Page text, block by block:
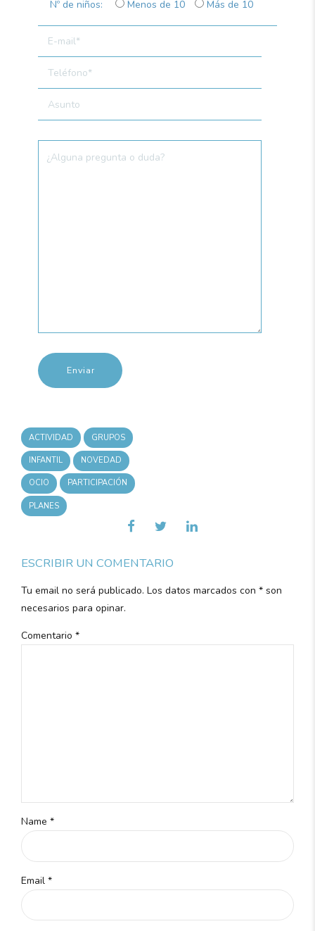
Nº de niños: Menos de 10 Más de 10
ACTIVIDAD GRUPOS
INFANTIL NOVEDAD
OCIO PARTICIPACIÓN
PLANES
ESCRIBIR UN COMENTARIO
Tu email no será publicado. Los datos marcados con * son
necesarios para opinar.
Comentario *
Name *
Email *